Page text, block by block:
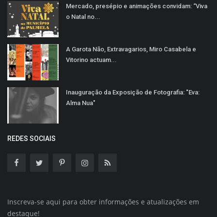
Mercado, presépio e animações convidam: “Viva
o Natal no...
A Garota Não, Extravagarios, Miro Casabela e
Vitorino actuam...
Inauguração da Exposição de Fotografia: "Eva:
Alma Nua"
REDES SOCIAIS
Inscreva-se aqui para obter informações e atualizações em
destaque!